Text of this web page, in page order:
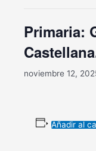
Primaria:
noviembre 12,
Añadir al